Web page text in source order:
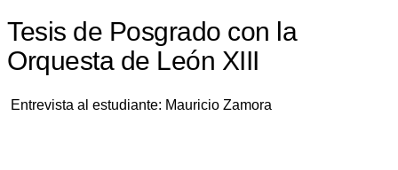
Tesis de Posgrado con la
Orquesta de León XIII
Entrevista al estudiante: Mauricio Zamora